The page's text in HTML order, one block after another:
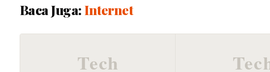
Baca Juga: Internet